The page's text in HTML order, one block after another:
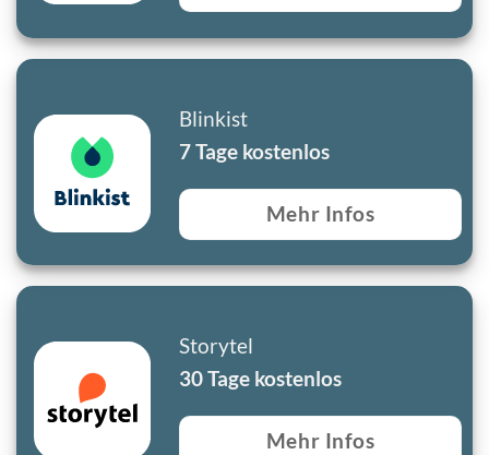
Blinkist
7 Tage kostenlos
Mehr Infos
Storytel
30 Tage kostenlos
Mehr Infos